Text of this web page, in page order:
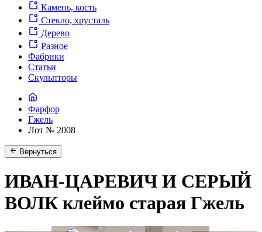
Камень, кость
Стекло, хрусталь
Дерево
Разное
Фабрики
Статьи
Скульпторы
Фарфор
Гжель
Лот № 2008
Вернуться
ИВАН-ЦАРЕВИЧ И СЕРЫЙ
ВОЛК клеймо старая Гжель